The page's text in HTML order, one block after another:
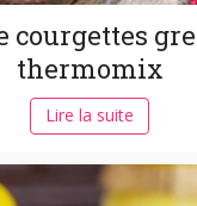
courgettes
thermomix
Lire la suite